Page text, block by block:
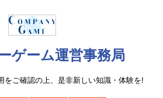
ゲーム運営事務局
をご確認の上、是非新しい知識・体験を!